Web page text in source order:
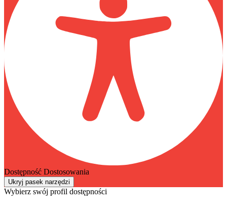
Dostępność Dostosowania
Ukryj pasek narzędzi
Wybierz swój profil dostępności